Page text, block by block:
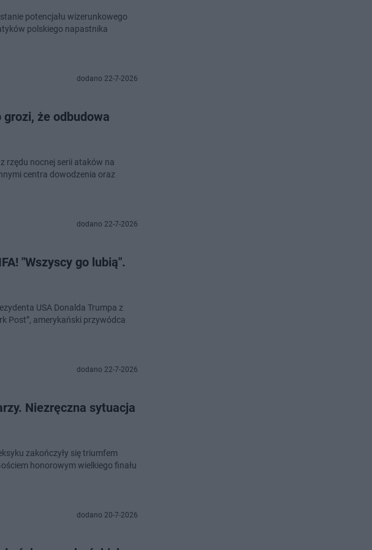
potencjału wizerunkowego
polskiego napastnika
dodano 22-7-2026
że odbudowa
rzędu nocnej serii ataków na
centra dowodzenia oraz
dodano 22-7-2026
"Wszyscy go lubią".
USA Donalda Trumpa z
Post”, amerykański przywódca
dodano 22-7-2026
Niezręczna sytuacja
zakończyły się triumfem
honorowym wielkiego finału
dodano 20-7-2026